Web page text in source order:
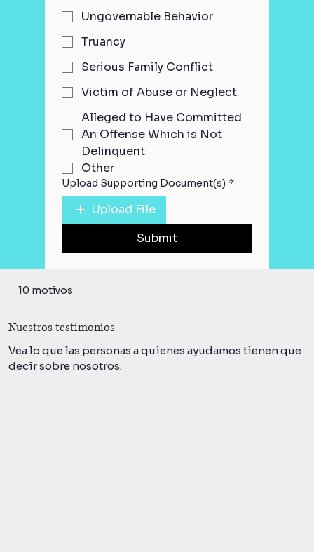
Ungovernable Behavior
Truancy
Serious Family Conflict
Victim of Abuse or Neglect
Alleged to Have Committed
An Offense Which is Not
Delinquent
Other
Upload Supporting Document(s) *
Upload File
Submit
10 motivos
Nuestros testimonios
Vea lo que las personas a quienes ayudamos tienen que
decir sobre nosotros.